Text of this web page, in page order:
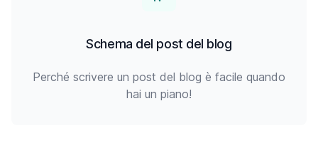
Schema del post del blog
Perché scrivere un post del blog è facile quando
hai un piano!